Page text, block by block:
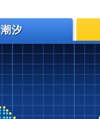
潮汐